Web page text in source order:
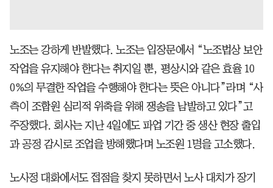
노조는 강하게 반발했다. 노조는 입장문에서 “노조법상 보안
작업을 유지해야 한다는 취지일 뿐, 평상시와 같은 효율 10
0%의 무결한 작업을 수행해야 한다는 뜻은 아니다”라며 “사
측이 조합원 심리적 위축을 위해 쟁송을 남발하고 있다”고
주장했다. 회사는 지난 4일에도 파업 기간 중 생산 현장 출입
과 공정 감시로 조업을 방해했다며 노조원 1명을 고소했다.
노사정 대화에서도 접점을 찾지 못하면서 노사 대치가 장기